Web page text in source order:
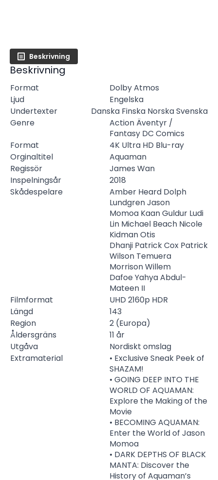
Beskrivning
Beskrivning
Format
Dolby Atmos
Ljud
Engelska
Undertexter
Danska Finska NorskaSvenska
Genre
Action Äventyr /
Fantasy DC Comics
Format
4K Ultra HD Blu-ray
Orginaltitel
Aquaman
Regissör
James Wan
Inspelningsår
2018
Skådespelare
Amber Heard Dolph
LundgrenJason
Momoa Kaan Guldur Ludi
Lin Michael Beach Nicole
KidmanOtis
Dhanji Patrick Cox Patrick
Wilson Temuera
MorrisonWillem
DafoeYahya Abdul-
Mateen II
Filmformat
UHD 2160p HDR
Längd
143
Region
2 (Europa)
Åldersgräns
11 år
Utgåva
Nordiskt omslag
Extramaterial
• Exclusive Sneak Peek of
SHAZAM!
• GOING DEEP INTO THE
WORLD OF AQUAMAN:
Explore the Making of the
Movie
• BECOMING AQUAMAN:
Enter the World of Jason
Momoa
• DARK DEPTHS OF BLACK
MANTA: Discover the
History of Aquaman’s